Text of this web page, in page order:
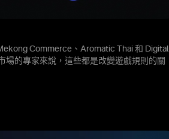
Commerce、Aromatic Thai 和 Digital
場的專家來說，這些都是改變遊戲規則的關